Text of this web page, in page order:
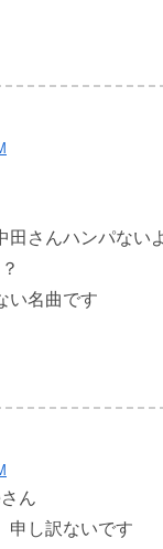
田さんハンパない
い名曲です
ん
申し訳ないです